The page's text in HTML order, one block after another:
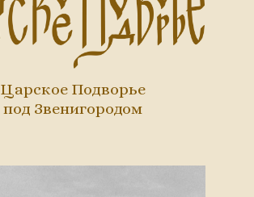
Царское Подворье
под Звенигородом